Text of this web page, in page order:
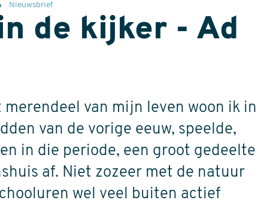
de kijker - Ad
Nieuwsbrief
van mijn leven woon ik in
van de vorige eeuw, speelde,
in die periode, een groot gedeelte
af. Niet zozeer met de natuur
wel veel buiten actief